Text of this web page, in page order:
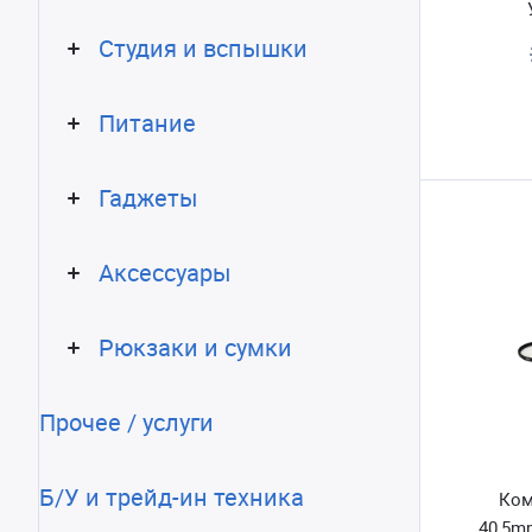
Студия и вспышки
Питание
Гаджеты
Аксессуары
Рюкзаки и сумки
Прочее / услуги
Б/У и трейд-ин техника